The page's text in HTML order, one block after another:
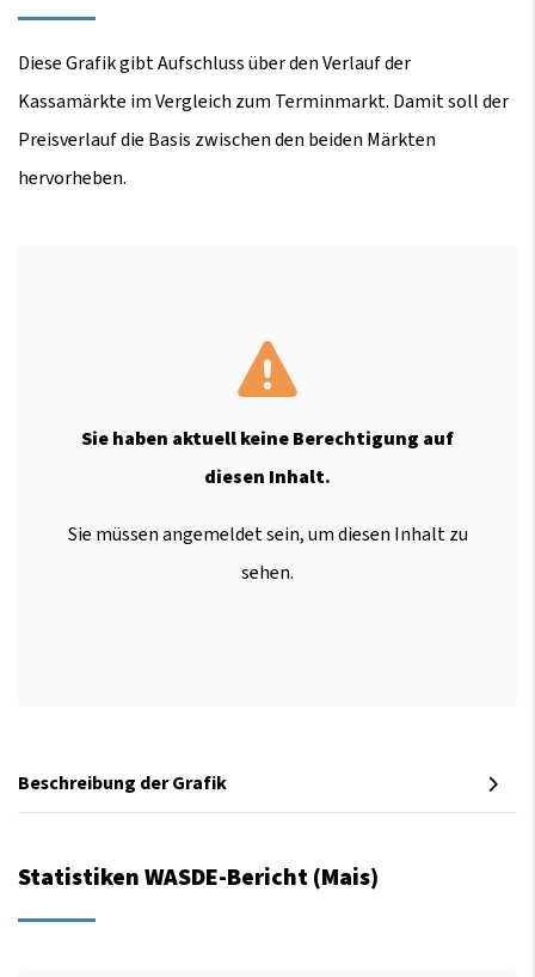
Diese Grafik gibt Aufschluss über den Verlauf der
Kassamärkte im Vergleich zum Terminmarkt. Damit soll der
Preisverlauf die Basis zwischen den beiden Märkten
hervorheben.
Sie haben aktuell keine Berechtigung auf
diesen Inhalt.
Sie müssen angemeldet sein, um diesen Inhalt zu
sehen.
Beschreibung der Grafik
Statistiken WASDE-Bericht (Mais)